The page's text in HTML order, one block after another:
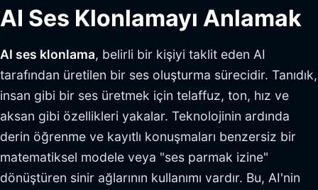
AI Ses Klonlamayı Anlamak
AI ses klonlama, belirli bir kişiyi taklit eden AI
tarafından üretilen bir ses oluşturma sürecidir. Tanıdık,
insan gibi bir ses üretmek için telaffuz, ton, hız ve
aksan gibi özellikleri yakalar. Teknolojinin ardında
derin öğrenme ve kayıtlı konuşmaları benzersiz bir
matematiksel modele veya "ses parmak izine"
dönüştüren sinir ağlarının kullanımı vardır. Bu, AI'nin